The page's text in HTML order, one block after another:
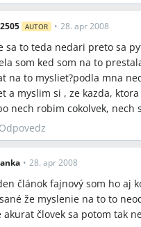
ženy tvrdia, že otehotneli
že myslenie na to
alebo medicínske faktory.
otázky
miery psychika reálne
príčinami?
reálny prínos alternatívnych
je optimálne prejsť z
mesiacmi alebo rokmi?
AUTOR • 28. apr 2008
sa to teda nedari preto sa
som ked som na to
na to mysliet?podla mna
a myslim si , ze kazda,
nech robim cokolvek, nech
Odpovedz
• 28. apr 2008
článok fajnový som ho aj
že myslenie na to to
akurat človek sa potom tak